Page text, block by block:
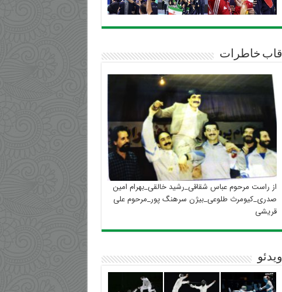
قاب خاطرات
از راست مرحوم عباس شقاقی_رشید خالقی_بهرام امین
صدری_کیومرث طلوعی_بیژن سرهنگ پور_مرحوم علی
قریشی
ویدئو